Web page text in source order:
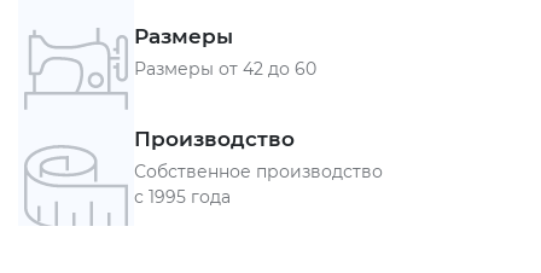
Размеры
Размеры от 42 до 60
Производство
Собственное производство
с 1995 года